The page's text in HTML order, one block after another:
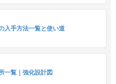
入手方法一覧と使い道
一覧｜強化設計図